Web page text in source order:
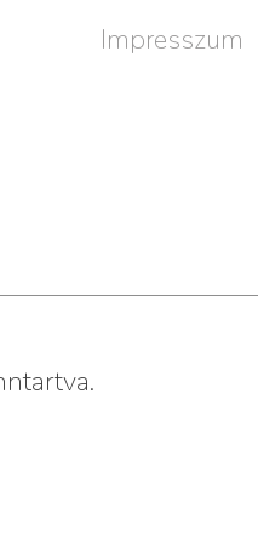
Impresszum